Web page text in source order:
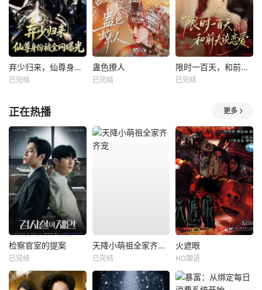
弃少归来，仙尊身份被全网曝光
已完结
蛊色撩人
已完结
限时一百天，和前夫谈恋爱
已完结
正在热播 更多
检察官室的提案
已完结
天降小萌祖全家齐齐宠
已完结
火遮眼
HD国语